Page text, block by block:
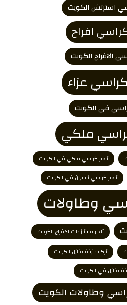
استرتش الكويت
افراح
الافراح الكويت
عزاء
في الكويت
ملكي
تاجير كراسي ملكي في الكويت
تاجير كراسي نابليون في الكويت
وطاولات
تاجير مستلزمات الافراح الكويت
تركيب زينة منازل الكويت
منازل في الكويت
وطاولات الكويت